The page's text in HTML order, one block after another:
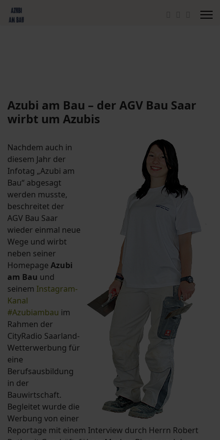
Azubi am Bau – der AGV Bau Saar
wirbt um Azubis
Nachdem auch in
diesem Jahr der
Infotag „Azubi am
Bau“ abgesagt
werden musste,
beschreitet der
AGV Bau Saar
wieder einmal neue
Wege und wirbt
neben seiner
Homepage Azubi
am Bau und
seinem Instagram-
Kanal
#Azubiambau im
Rahmen der
CityRadio Saarland-
Wetterwerbung für
eine
Berufsausbildung
in der
Bauwirtschaft.
Begleitet wurde die
Werbung von einer
Reportage mit einem Interview durch Herrn Robert